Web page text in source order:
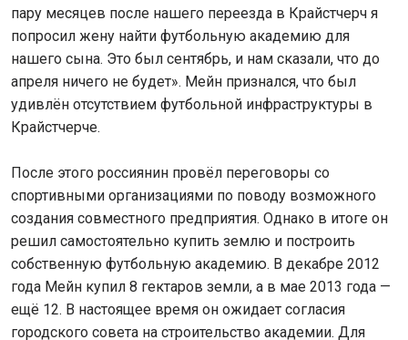
пару месяцев после нашего переезда в Крайстчерч я
попросил жену найти футбольную академию для
нашего сына. Это был сентябрь, и нам сказали, что до
апреля ничего не будет». Мейн признался, что был
удивлён отсутствием футбольной инфраструктуры в
Крайстчерче.
После этого россиянин провёл переговоры со
спортивными организациями по поводу возможного
создания совместного предприятия. Однако в итоге он
решил самостоятельно купить землю и построить
собственную футбольную академию. В декабре 2012
года Мейн купил 8 гектаров земли, а в мае 2013 года —
ещё 12. В настоящее время он ожидает согласия
городского совета на строительство академии. Для